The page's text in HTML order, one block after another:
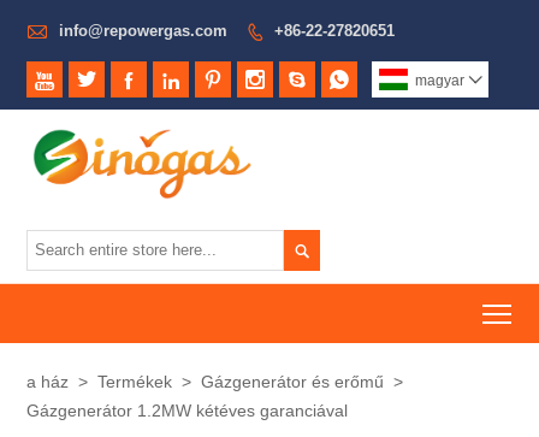
 info@repowergas.com  +86-22-27820651
        magyar 

a ház > Termékek > Gázgenerátor és erőmű >
Gázgenerátor 1.2MW kétéves garanciával